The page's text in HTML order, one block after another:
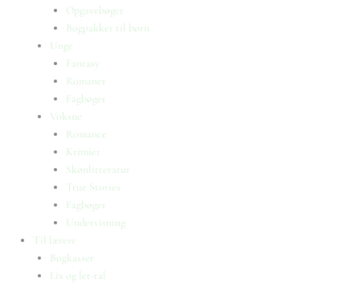
Opgavebøger
Bogpakker til børn
Unge
Fantasy
Romaner
Fagbøger
Voksne
Romance
Krimier
Skønlitteratur
True Stories
Fagbøger
Undervisning
Til lærere
Bogkasser
Lix og let-tal